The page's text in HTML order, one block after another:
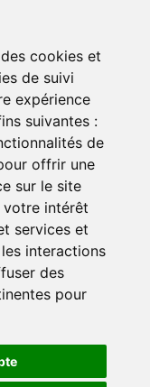
cookies et
de suivi
expérience
suivantes :
de
offrir une
sur le site
votre intérêt
services et
interactions
des
pour
– 12h30
– 18h30
– 12h30
– 18h30
– 12h30
– 18h30
– 12h30
Mentions légales
achat maquillage à
achat feux d'artifices à